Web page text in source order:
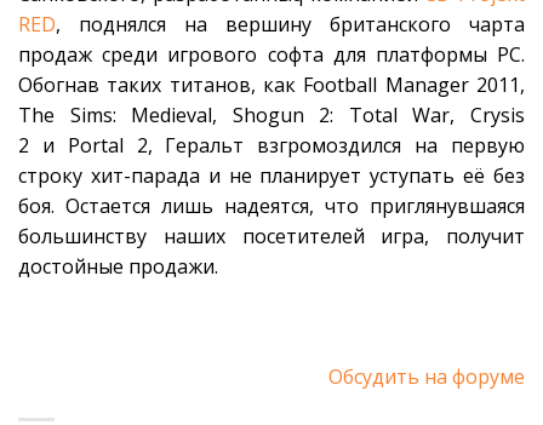
RED, поднялся на вершину британского чарта
продаж среди игрового софта для платформы PC.
Обогнав таких титанов, как Football Manager 2011,
The Sims: Medieval, Shogun 2: Total War, Crysis
2 и Portal 2, Геральт взгромоздился на первую
строку хит-парада и не планирует уступать её без
боя. Остается лишь надеятся, что приглянувшаяся
большинству наших посетителей игра, получит
достойные продажи.
Обсудить на форуме